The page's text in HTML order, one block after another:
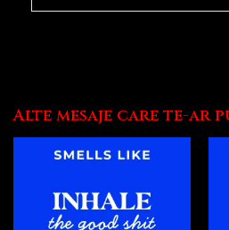
Alte mesaje care te-ar